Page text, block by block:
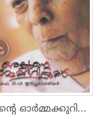
ഒരച്ഛന്റെ ഓര്‍മ്മക്കുറിപ്പുകള്‍